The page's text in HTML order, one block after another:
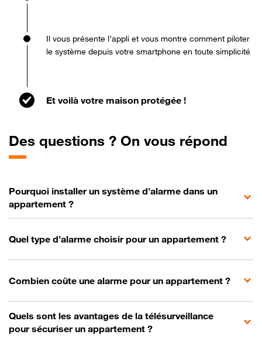
Il vous présente l’appli et vous montre comment piloter
le système depuis votre smartphone en toute simplicité
Et voilà votre maison protégée !
Des questions ? On vous répond
Pourquoi installer un système d’alarme dans un
appartement ?
Quel type d’alarme choisir pour un appartement ?
Combien coûte une alarme pour un appartement ?
Quels sont les avantages de la télésurveillance
pour sécuriser un appartement ?